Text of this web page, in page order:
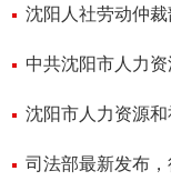
沈阳人社劳动仲
沈阳市人力资源
司法部最新发布